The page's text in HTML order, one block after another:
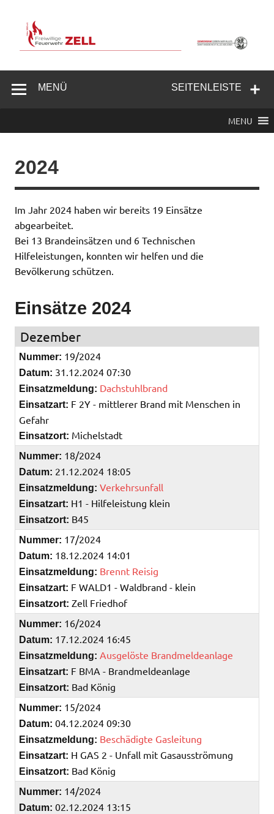
springen
Feuerwehr
SEITENLEISTE
MENÜ
MENU
2024
Im Jahr 2024 haben wir bereits 19 Einsätze
abgearbeitet.
Bei 13 Brandeinsätzen und 6 Technischen
Hilfeleistungen, konnten wir helfen und die
Bevölkerung schützen.
Einsätze 2024
Dezember
Nummer: 19/2024
Datum: 31.12.2024 07:30
Einsatzmeldung: Dachstuhlbrand
Einsatzart: F 2Y - mittlerer Brand mit Menschen in
Gefahr
Einsatzort: Michelstadt
Nummer: 18/2024
Datum: 21.12.2024 18:05
Einsatzmeldung: Verkehrsunfall
Einsatzart: H1 - Hilfeleistung klein
Einsatzort: B45
Nummer: 17/2024
Datum: 18.12.2024 14:01
Einsatzmeldung: Brennt Reisig
Einsatzart: F WALD1 - Waldbrand - klein
Einsatzort: Zell Friedhof
Nummer: 16/2024
Datum: 17.12.2024 16:45
Einsatzmeldung: Ausgelöste Brandmeldeanlage
Einsatzart: F BMA - Brandmeldeanlage
Einsatzort: Bad König
Nummer: 15/2024
Datum: 04.12.2024 09:30
Einsatzmeldung: Beschädigte Gasleitung
Einsatzart: H GAS 2 - Unfall mit Gasausströmung
Einsatzort: Bad König
Nummer: 14/2024
Datum: 02.12.2024 13:15